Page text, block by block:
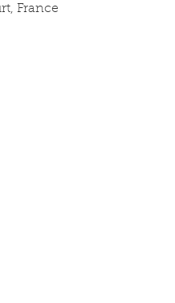
France